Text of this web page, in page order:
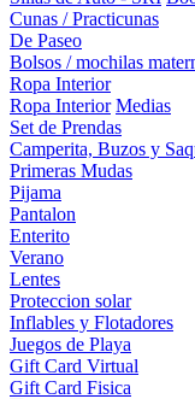
Cunas / Practicunas
De Paseo
Bolsos / mochilas
Ropa Interior
Ropa Interior Medias
Set de Prendas
Camperita, Buzos y
Primeras Mudas
Pijama
Pantalon
Enterito
Verano
Lentes
Proteccion solar
Inflables y Flotadores
Juegos de Playa
Gift Card Virtual
Gift Card Fisica